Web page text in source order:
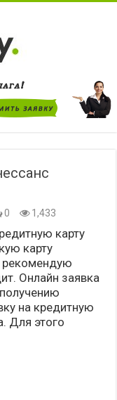
0 1,433
карту
карту
рекомендую
Онлайн заявка
на кредитную
Для этого